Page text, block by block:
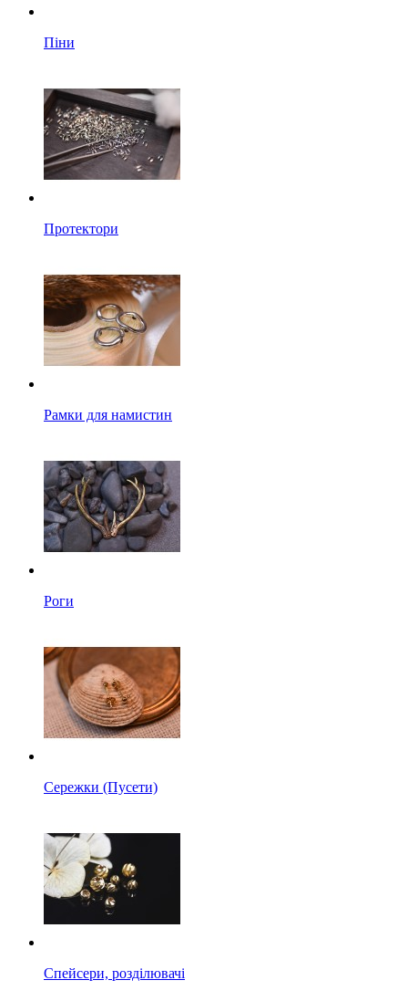
Піни
Протектори
Рамки для намистин
Роги
Сережки (Пусети)
Спейсери, розділювачі